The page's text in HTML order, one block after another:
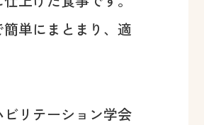
単にまとまり、適
リテーション学会